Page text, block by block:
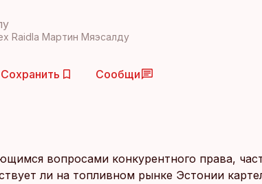
Raidla Мартин Мяэсалду
Сохранить Сообщи
вопросами конкурентного права,
ли на топливном рынке Эстонии